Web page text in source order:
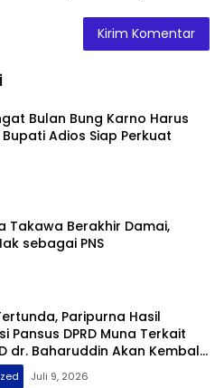
Bulan Bung Karno Harus
Adios Siap Perkuat
Takawa Berakhir Damai,
sebagai PNS
Paripurna Hasil
Pansus DPRD Muna Terkait
dr. Baharuddin Akan Kembali
Juli 9, 2026